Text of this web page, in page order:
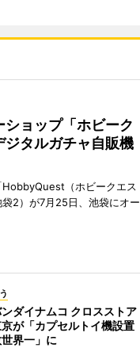
ショップ「ホビーク
タルガチャ自販機
HobbyQuest（ホビークエス
袋2）が7月25日、池袋にオー
ダイナムコ クロスストア
が「カプセルトイ機設置
界一」に